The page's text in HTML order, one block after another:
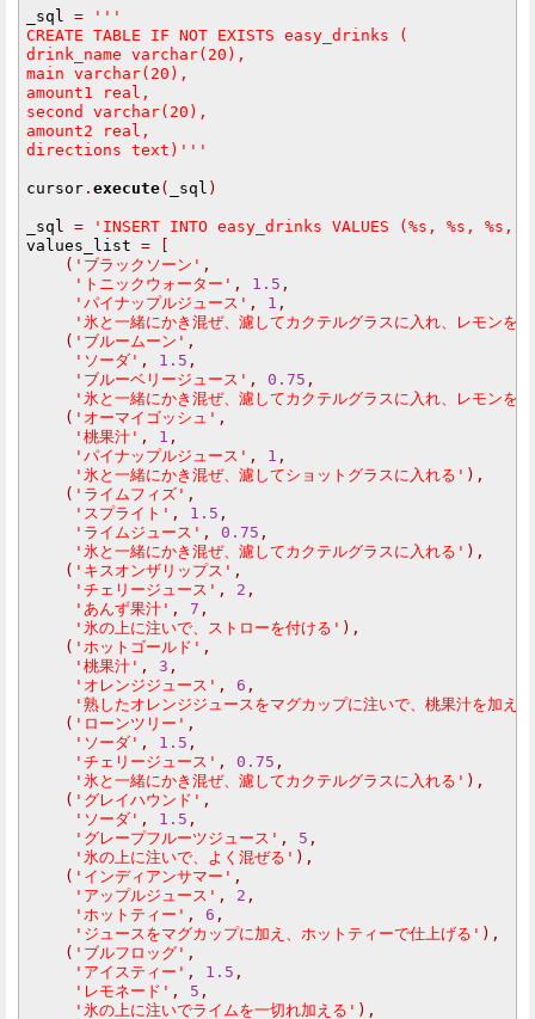
_sql = '''
CREATE TABLE IF NOT EXISTS easy_drinks (
drink_name varchar(20),
main varchar(20),
amount1 real,
second varchar(20),
amount2 real,
directions text)'''
cursor .execute( _sql )
_sql =
'INSERT INTO easy_drinks VALUES (%s, %s, %s,
values_list =
( 'ブラックソーン' ,
'トニックウォーター' , 1.5 ,
'パイナップルジュース' , 1 ,
'氷と一緒にかき混ぜ、濾してカクテルグラスに入れ、レモンを
( 'ブルームーン' ,
'ソーダ' , 1.5 ,
'ブルーベリージュース' , 0.75 ,
'氷と一緒にかき混ぜ、濾してカクテルグラスに入れ、レモンを
( 'オーマイゴッシュ' ,
'桃果汁' , 1 ,
'パイナップルジュース' , 1 ,
'氷と一緒にかき混ぜ、濾してショットグラスに入れる' ),
( 'ライムフィズ' ,
'スプライト' , 1.5 ,
'ライムジュース' , 0.75 ,
'氷と一緒にかき混ぜ、濾してカクテルグラスに入れる' ),
( 'キスオンザリップス' ,
'チェリージュース' , 2 ,
'あんず果汁' , 7 ,
'氷の上に注いで、ストローを付ける' ),
( 'ホットゴールド' ,
'桃果汁' , 3 ,
'オレンジジュース' , 6 ,
'熟したオレンジジュースをマグカップに注いで、桃果汁を加え
( 'ローンツリー' ,
'ソーダ' , 1.5 ,
'チェリージュース' , 0.75 ,
'氷と一緒にかき混ぜ、濾してカクテルグラスに入れる' ),
( 'グレイハウンド' ,
'ソーダ' , 1.5 ,
'グレープフルーツジュース' , 5 ,
'氷の上に注いで、よく混ぜる' ),
( 'インディアンサマー' ,
'アップルジュース' , 2 ,
'ホットティー' , 6 ,
'ジュースをマグカップに加え、ホットティーで仕上げる' ),
( 'ブルフロッグ' ,
'アイスティー' , 1.5 ,
'レモネード' , 5 ,
'氷の上に注いでライムを一切れ加える' ),